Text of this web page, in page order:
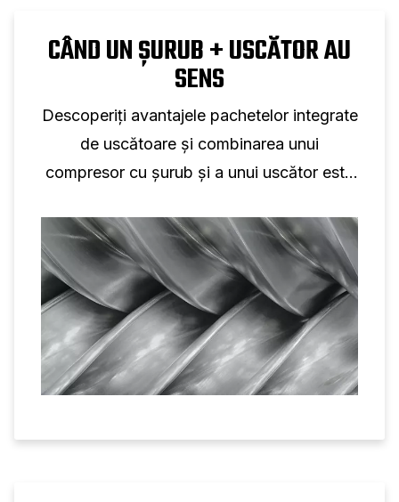
CÂND UN ȘURUB + USCĂTOR AU
SENS
Descoperiți avantajele pachetelor integrate
de uscătoare și combinarea unui
compresor cu șurub și a unui uscător este